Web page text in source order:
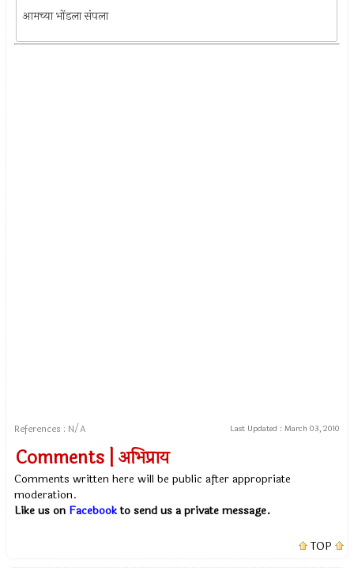
आमच्या भोंडला संपला
References : N/A Last Updated : March 03, 2010
Comments | अभिप्राय
Comments written here will be public after appropriate
moderation.
Like us on Facebookto send us a private message.
TOP